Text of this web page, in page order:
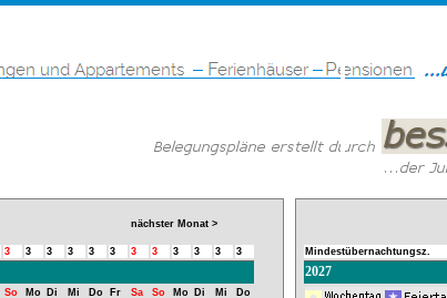
nächster Monat >
3 3 3 3 3 3 3 3 3 3 3 3
So Mo Di Mi Do Fr Sa So Mo Di Mi Do
Mindestübernachtungsz.
2027